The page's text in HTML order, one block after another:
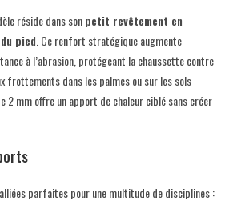
réside dans sonpetit revêtement en
pied . Ce renfort stratégique augmente
à l’abrasion, protégeant la chaussette contre
frottements dans les palmes ou sur les sols
2 mm offre un apport de chaleur ciblé sans créer
parfaites pour une multitude de disciplines :